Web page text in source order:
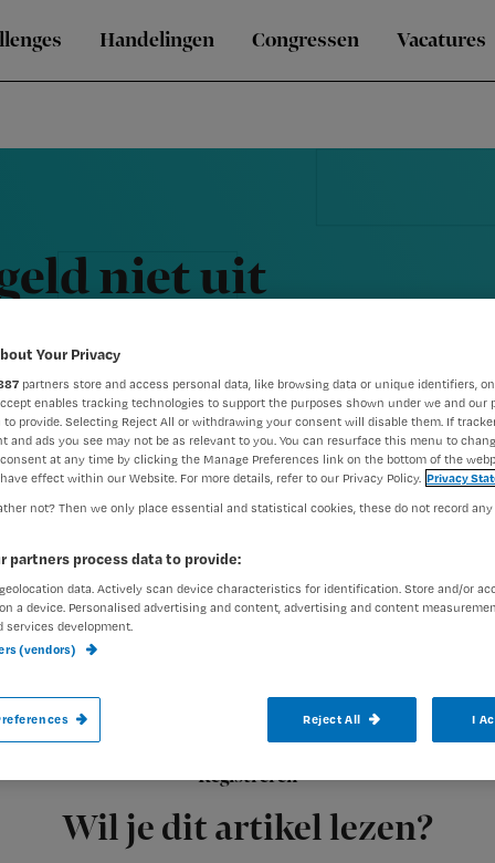
Handelingen Congressen Vacatures
niet uit
Registreren
Wil je dit artikel lezen?
Zorginstelling Amsta geeft de
handen aan het bed dit jaar niet uit aan
Your Privacy
partners store and access personal data, like browsing data or unique identifiers,
enables tracking technologies to support the purposes shown under we and our
to provide. Selecting Reject All or withdrawing your consent will disable them. If
and ads you see may not be as relevant to you. You can resurface this menu to
at any time by clicking the Manage Preferences link on the bottom of the
effect within our Website. For more details, refer to our Privacy Policy. Privacy
not? Then we only place essential and statistical cookies, these do not record
partners process data to provide:
data. Actively scan device characteristics for identification. Store and/or
a device. Personalised advertising and content, advertising and content
services development.
(vendors)
Reject All I